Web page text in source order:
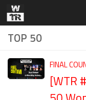
Zum Inhalt springen
TOP 50
FINAL
[WTR